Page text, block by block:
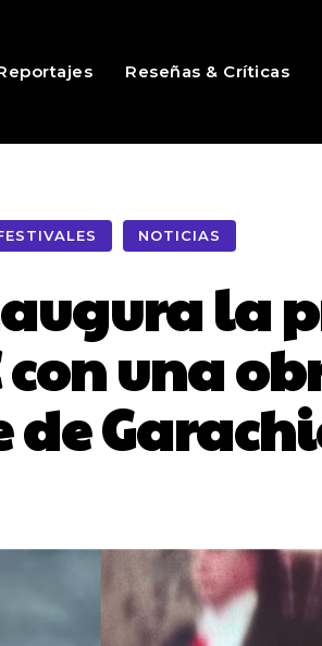
Reseñas & Críticas
NOTICIAS
la
con una
de